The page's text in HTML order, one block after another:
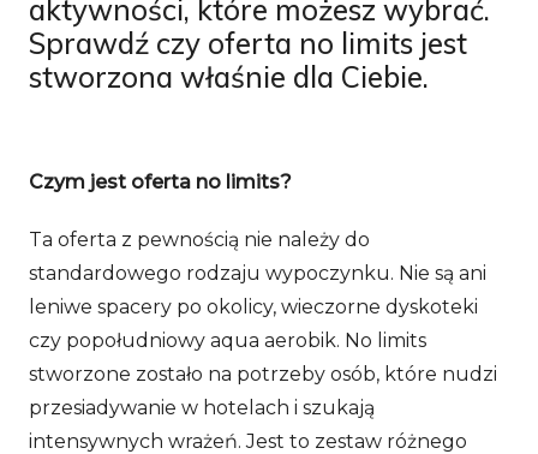
aktywności, które możesz wybrać.
Sprawdź czy oferta no limits jest
stworzona właśnie dla Ciebie.
Czym jest oferta no limits?
Ta oferta z pewnością nie należy do
standardowego rodzaju wypoczynku. Nie są ani
leniwe spacery po okolicy, wieczorne dyskoteki
czy popołudniowy aqua aerobik. No limits
stworzone zostało na potrzeby osób, które nudzi
przesiadywanie w hotelach i szukają
intensywnych wrażeń. Jest to zestaw różnego